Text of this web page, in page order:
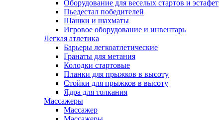
Оборудование для веселых стартов и эстафет
Пьедестал победителей
Шашки и шахматы
Игровое оборудование и инвентарь
Легкая атлетика
Барьеры легкоатлетические
Гранаты для метания
Колодки стартовые
Планки для прыжков в высоту
Стойки для прыжков в высоту
Ядра для толкания
Массажеры
Массажер